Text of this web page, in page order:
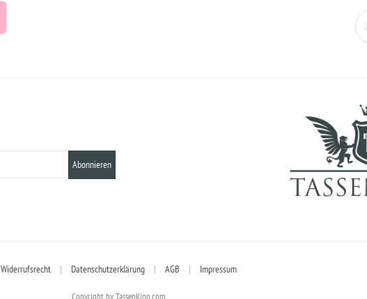
Abonnieren
Widerrufsrecht | Datenschutzerklärung | AGB | Impressum
Copyright by TassenKing.com